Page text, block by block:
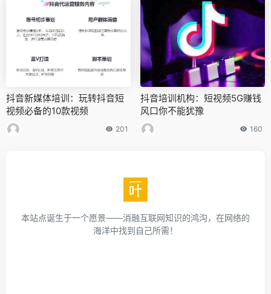
抖音新媒体培训：玩转抖音短
视频必备的10款视频
201
抖音培训机构：短视频5G赚钱
风口你不能犹豫
160
本站点诞生于一个愿景——消融互联网知识的鸿沟，在网络的
海洋中找到自己所需！